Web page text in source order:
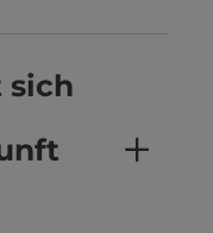
sich